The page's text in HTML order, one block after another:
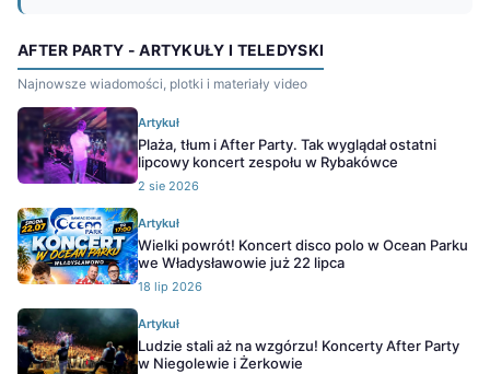
AFTER PARTY - ARTYKUŁY I TELEDYSKI
Najnowsze wiadomości, plotki i materiały video
Artykuł
Plaża, tłum i After Party. Tak wyglądał ostatni
lipcowy koncert zespołu w Rybakówce
2 sie 2026
Artykuł
Wielki powrót! Koncert disco polo w Ocean Parku
we Władysławowie już 22 lipca
18 lip 2026
Artykuł
Ludzie stali aż na wzgórzu! Koncerty After Party
w Niegolewie i Żerkowie